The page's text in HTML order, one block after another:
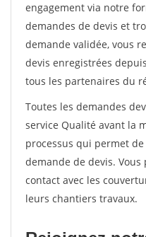
engagement via notre
demandes de devis et
demande validée, vous
devis enregistrées
tous les partenaires du
Toutes les demandes
service Qualité avant la
processus qui permet
demande de devis.
contact avec les
leurs chantiers travaux.